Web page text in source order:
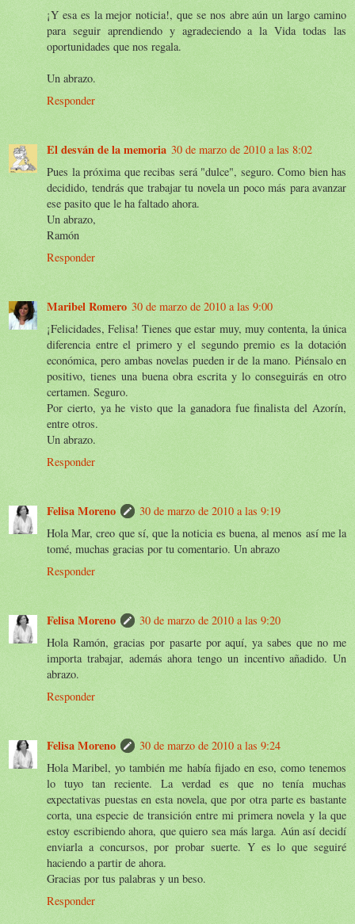
¡Y esa es la mejor noticia!, que se nos abre aún un largo camino
para seguir aprendiendo y agradeciendo a la Vida todas las
oportunidades que nos regala.
Un abrazo.
Responder
El desván de la memoria 30 de marzo de 2010 a las 8:02
Pues la próxima que recibas será "dulce", seguro. Como bien has
decidido, tendrás que trabajar tu novela un poco más para avanzar
ese pasito que le ha faltado ahora.
Un abrazo,
Ramón
Responder
Maribel Romero 30 de marzo de 2010 a las 9:00
¡Felicidades, Felisa! Tienes que estar muy, muy contenta, la única
diferencia entre el primero y el segundo premio es la dotación
económica, pero ambas novelas pueden ir de la mano. Piénsalo en
positivo, tienes una buena obra escrita y lo conseguirás en otro
certamen. Seguro.
Por cierto, ya he visto que la ganadora fue finalista del Azorín,
entre otros.
Un abrazo.
Responder
Felisa Moreno
30 de marzo de 2010 a las 9:19
Hola Mar, creo que sí, que la noticia es buena, al menos así me la
tomé, muchas gracias por tu comentario. Un abrazo
Responder
Felisa Moreno
30 de marzo de 2010 a las 9:20
Hola Ramón, gracias por pasarte por aquí, ya sabes que no me
importa trabajar, además ahora tengo un incentivo añadido. Un
abrazo.
Responder
Felisa Moreno
30 de marzo de 2010 a las 9:24
Hola Maribel, yo también me había fijado en eso, como tenemos
lo tuyo tan reciente. La verdad es que no tenía muchas
expectativas puestas en esta novela, que por otra parte es bastante
corta, una especie de transición entre mi primera novela y la que
estoy escribiendo ahora, que quiero sea más larga. Aún así decidí
enviarla a concursos, por probar suerte. Y es lo que seguiré
haciendo a partir de ahora.
Gracias por tus palabras y un beso.
Responder